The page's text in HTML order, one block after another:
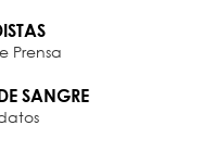
Prensa
SANGRE